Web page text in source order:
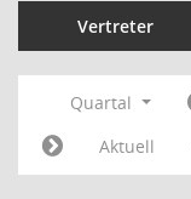
Vertreter
Quartal
Aktuell